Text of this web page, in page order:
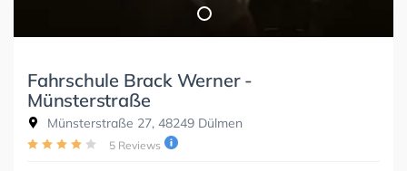
Fahrschule Brack Werner -
Münsterstraße
Münsterstraße 27, 48249 Dülmen
5 Reviews